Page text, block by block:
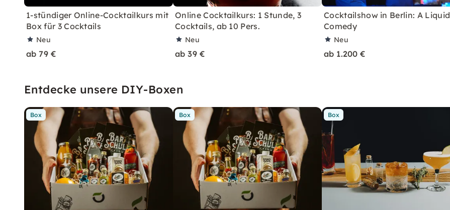
1-stündiger Online-Cocktailkurs mit
Box für 3 Cocktails
Neu
ab 79 €
Online Cocktailkurs: 1 Stunde, 3
Cocktails, ab 10 Pers.
Neu
ab 39 €
Cocktailshow in Berlin: A Liquid
Comedy
Neu
ab 1.200 €
Entdecke unsere DIY-Boxen
Box Box Box